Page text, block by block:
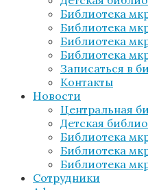
Библиотека
Библиотека
Библиотека
Библиотека
Записаться в
Контакты
Новости
Центральная
Детская
Библиотека
Библиотека
Библиотека
Сотрудники